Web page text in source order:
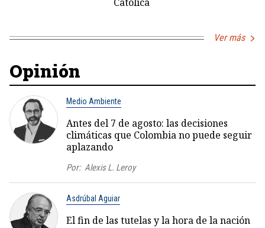
Ver más
Opinión
Medio Ambiente
Antes del 7 de agosto: las decisiones
climáticas que Colombia no puede seguir
aplazando
Por: Alexis L. Leroy
Asdrúbal Aguiar
El fin de las tutelas y la hora de la nación